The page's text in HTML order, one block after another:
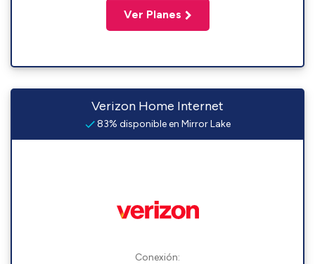
Ver Planes
Verizon Home Internet
83% disponible en Mirror Lake
Conexión: